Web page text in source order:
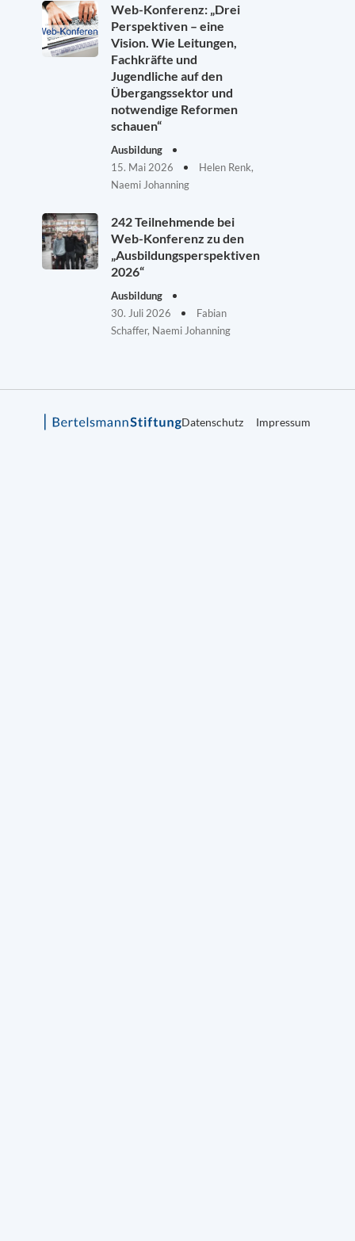
Web-Konferenz: „Drei
Perspektiven – eine
Vision. Wie Leitungen,
Fachkräfte und
Jugendliche auf den
Übergangssektor und
notwendige Reformen
schauen“
Ausbildung
15. Mai 2026
Helen Renk,
Naemi Johanning
242 Teilnehmende bei
Web-Konferenz zu den
„Ausbildungsperspektiven
2026“
Ausbildung
30. Juli 2026
Fabian
Schaffer, Naemi Johanning
Datenschutz Impressum